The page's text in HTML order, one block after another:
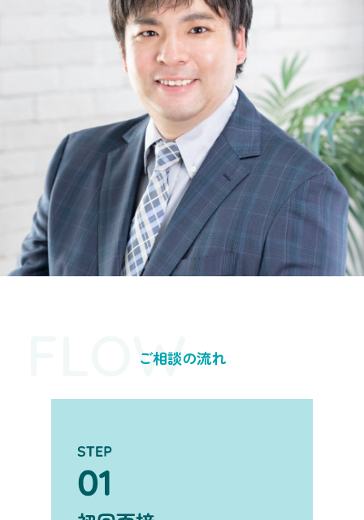
FLOW
ご相談の流れ